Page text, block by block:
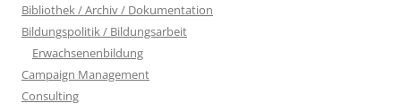
Bibliothek / Archiv / Dokumentation
Bildungspolitik / Bildungsarbeit
Erwachsenenbildung
Campaign Management
Consulting